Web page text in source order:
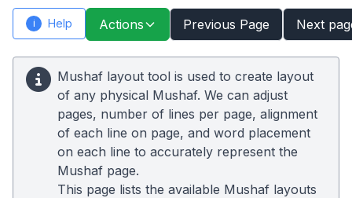
i Help Actions Previous Page Next
Mushaf layout tool is used to create layout
of any physical Mushaf. We can adjust
pages, number of lines per page, alignment
of each line on page, and word placement
on each line to accurately represent the
Mushaf page.
This page lists the available Mushaf layouts